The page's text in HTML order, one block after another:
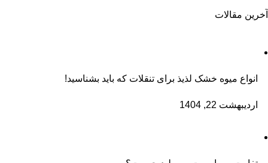
آخرین مقالات
انواع میوه خشک لذیذ برای تنقلات که باید بشناسید!
اردیبهشت 22, 1404